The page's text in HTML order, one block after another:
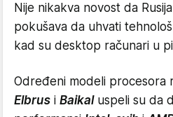
Nije nikakva novost da
pokušava da uhvati
kad su desktop računari u
Određeni modeli procesora
Elbrus i Baikaluspeli su da